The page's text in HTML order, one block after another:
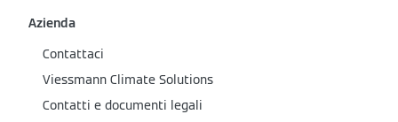
Azienda
Contattaci
Viessmann Climate Solutions
Contatti e documenti legali